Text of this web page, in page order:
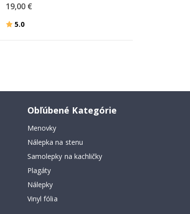
19,00 €
Hodnotenie:
5.0z 5 hviezdičiek
Obľúbené Kategórie
Menovky
Nálepka na stenu
Samolepky na kachličky
Plagáty
Nálepky
Vinyl fólia